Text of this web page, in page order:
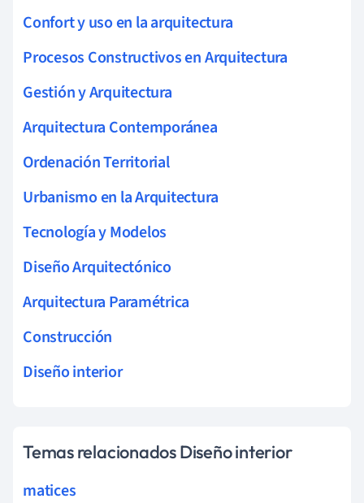
Confort y uso en la arquitectura
Procesos Constructivos en Arquitectura
Gestión y Arquitectura
Arquitectura Contemporánea
Ordenación Territorial
Urbanismo en la Arquitectura
Tecnología y Modelos
Diseño Arquitectónico
Arquitectura Paramétrica
Construcción
Diseño interior
Temas relacionados Diseño interior
matices